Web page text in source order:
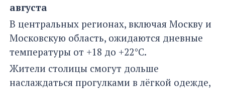
августа
В центральных регионах, включая Москву и
Московскую область, ожидаются дневные
температуры от +18 до +22°C.
Жители столицы смогут дольше
наслаждаться прогулками в лёгкой одежде,